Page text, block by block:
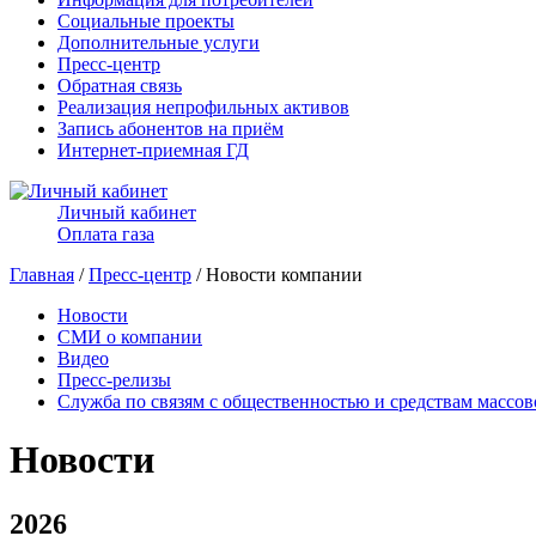
Социальные проекты
Дополнительные услуги
Пресс-центр
Обратная связь
Реализация непрофильных активов
Запись абонентов на приём
Интернет-приемная ГД
Личный кабинет
Оплата газа
Главная /Пресс-центр / Новости компании
Новости
СМИ о компании
Видео
Пресс-релизы
Служба по связям с общественностью и средствам
Новости
2026